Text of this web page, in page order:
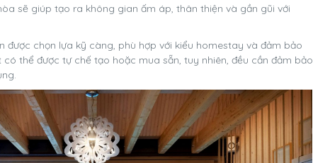
sẽ giúp tạo ra không gian ấm áp, thân thiện và gần gũi với
được chọn lựa kỹ càng, phù hợp với kiểu homestay và đảm bảo
thể được tự chế tạo hoặc mua sẵn, tuy nhiên, đều cần đảm bảo